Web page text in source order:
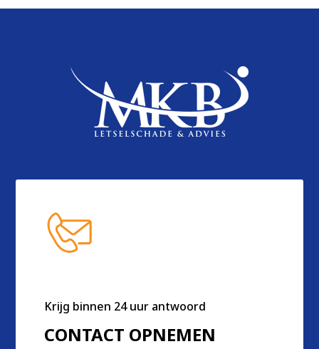
Krijg binnen 24 uur antwoord
CONTACT OPNEMEN